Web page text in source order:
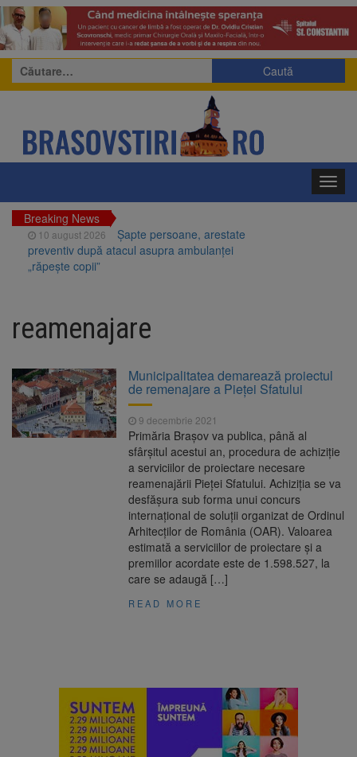
Caută
după:
Breaking News
10 august 2026
Șapte persoane, arestate
preventiv după atacul asupra ambulanței
„răpește copii”
în Piatra Craiului. Turist salvat de Salvamont
Zărnești
păsări, sacrificate în România într-o singură
lună. Producția de carne a crescut și la
porcine și bovine
10 august 2026
Compensații de până la
50.000 de euro pe an pentru fermele de
acvacultură. Cererile se depun până în
„Săptămâna Soarelui”, la
Nivelul Dunării a crescut la
Cernavodă. Unitatea 2 a centralei nucleare
poate funcționa cel puțin încă nouă zile
reamenajare
Municipalitatea demarează proiectul
de remenajare a Pieței Sfatului
9 decembrie 2021
Primăria Brașov va publica, până al
sfârșitul acestui an, procedura de achiziție
a serviciilor de proiectare necesare
reamenajării Pieței Sfatului. Achiziția se va
desfășura sub forma unui concurs
internațional de soluții organizat de Ordinul
Arhitecților de România (OAR). Valoarea
estimată a serviciilor de proiectare și a
premiilor acordate este de 1.598.527, la
care se adaugă […]
READ MORE